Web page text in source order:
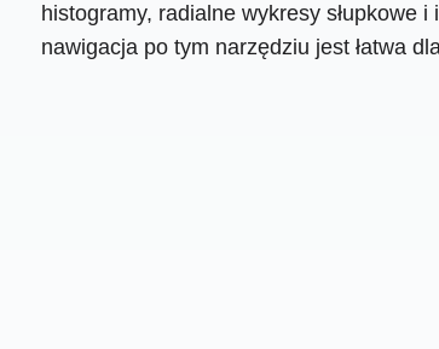
histogramy, radialne wykresy słupkowe
nawigacja po tym narzędziu jest łatwa